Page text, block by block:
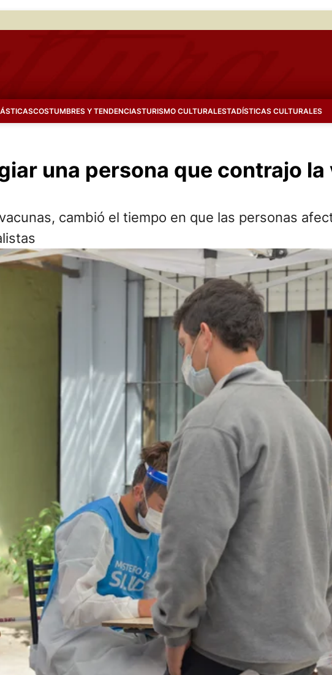
COSTUMBRES Y TENDENCIASTURISMO CULTURALESTADÍSTICAS CULTURALES
una persona que contrajo la
cambió el tiempo en que las personas